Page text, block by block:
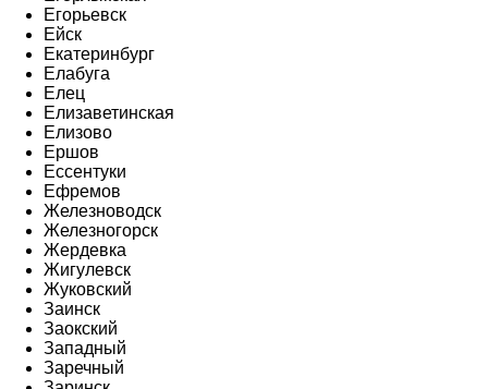
Егорьевск
Ейск
Екатеринбург
Елабуга
Елец
Елизаветинская
Елизово
Ершов
Ессентуки
Ефремов
Железноводск
Железногорск
Жердевка
Жигулевск
Жуковский
Заинск
Заокский
Западный
Заречный